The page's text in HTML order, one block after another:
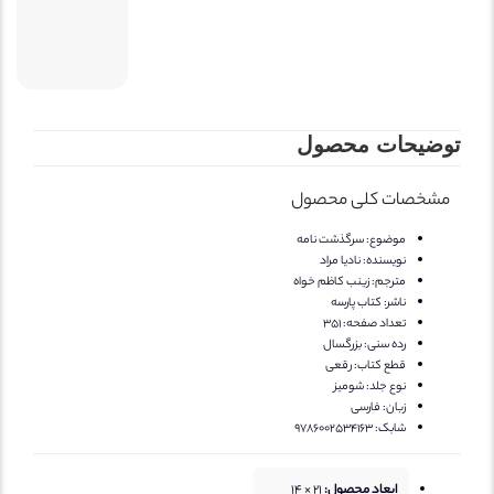
محصول
مشخصات کلی محصول
موضوع: سرگذشت نامه
نویسنده:نادیا مراد
مترجم: زینب کاظم خواه
کتاب پارسه
تعداد صفحه:351
رده سنی:بزرگسال
قطع کتاب:رقعی
نوع جلد:شومیز
زبان:فارسی
شابک: